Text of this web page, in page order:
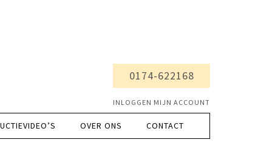
0174-622168
INLOGGEN MIJN ACCOUNT
OVER ONS CONTACT